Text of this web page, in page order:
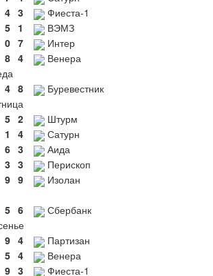
4 3
Фиеста-1
5 1
ВЭМЗ
0 7
Интер
8 4
Венера
4 8
Буревестник
5 2
Штурм
1 4
Сатурн
6 3
Аида
3 3
Перископ
9 9
Изолан
5 6
Сбербанк
9 4
Партизан
5 4
Венера
9 3
Фиеста-1